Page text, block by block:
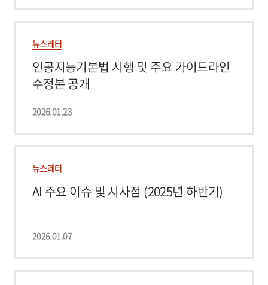
뉴스레터
인공지능기본법 시행 및 주요 가이드라인
수정본 공개
2026.01.23
뉴스레터
AI 주요 이슈 및 시사점 (2025년 하반기)
2026.01.07